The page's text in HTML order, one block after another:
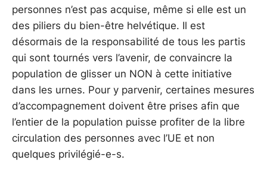
personnes n’est pas acquise, même si elle est un
des piliers du bien-être helvétique. Il est
désormais de la responsabilité de tous les partis
qui sont tournés vers l’avenir, de convaincre la
population de glisser un NON à cette initiative
dans les urnes. Pour y parvenir, certaines mesures
d’accompagnement doivent être prises afin que
l’entier de la population puisse profiter de la libre
circulation des personnes avec l’UE et non
quelques privilégié-e-s.